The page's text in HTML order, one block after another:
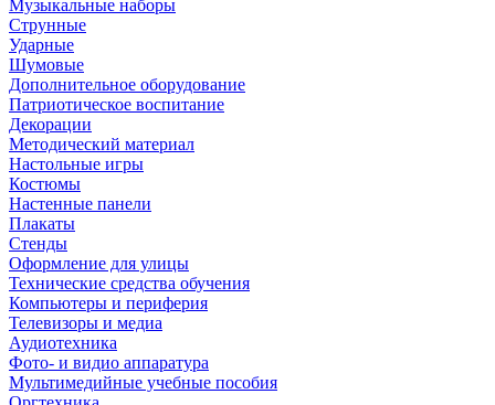
Музыкальные наборы
Струнные
Ударные
Шумовые
Дополнительное оборудование
Патриотическое воспитание
Декорации
Методический материал
Настольные игры
Костюмы
Настенные панели
Плакаты
Стенды
Оформление для улицы
Технические средства обучения
Компьютеры и периферия
Телевизоры и медиа
Аудиотехника
Фото- и видио аппаратура
Мультимедийные учебные пособия